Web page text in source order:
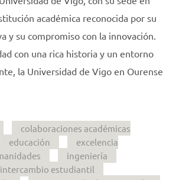
académica reconocida por su
y su compromiso con la innovación.
con una rica historia y un entorno
la Universidad de Vigo en Ourense
colaboraciones académicas
educación
excelencia
ingeniería
intercambio estudiantil